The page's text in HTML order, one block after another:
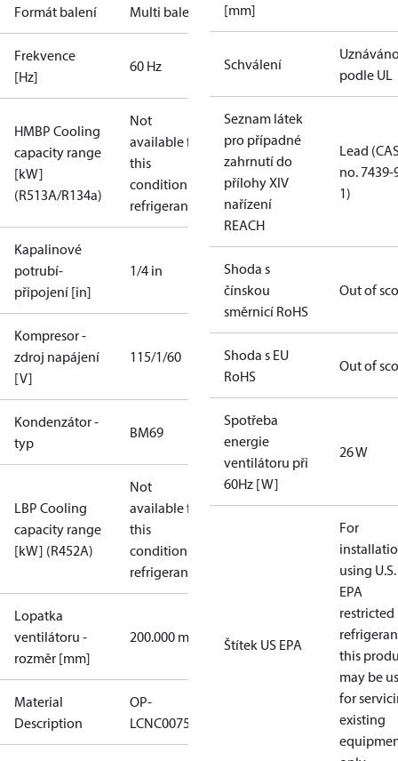
Formát balení Multi balení
Frekvence
[Hz]
60 Hz
HMBP Cooling
capacity range
[kW]
(R513A/R134a)
Not
available for
this
condition /
refrigerant
Kapalinové
potrubí-
připojení [in]
1/4 in
Kompresor -
zdroj napájení
[V]
115/1/60
Kondenzátor -
typ
BM69
LBP Cooling
capacity range
[kW] (R452A)
Not
available for
this
condition /
refrigerant
Lopatka
ventilátoru -
rozměr [mm]
200.000 mm
Material
Description
OP-
LCNC0075RDF600B
[mm]
Schválení
podle UL
Seznam látek
pro případné
zahrnutí do
přílohy XIV
nařízení
REACH
Lead
no. 7439-
1)
Shoda s
čínskou
směrnicí RoHS
Out of
Shoda s EU
RoHS
Out of
Spotřeba
energie
ventilátoru při
60Hz [W]
26 W
Štítek US EPA
For
using U.S.
EPA
restricted
this
may be
for
existing